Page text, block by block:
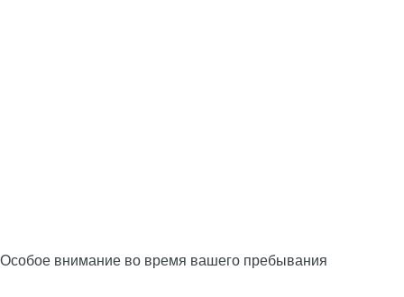
Особое внимание во время вашего пребывания